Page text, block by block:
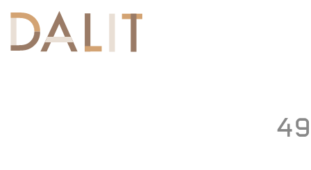
49